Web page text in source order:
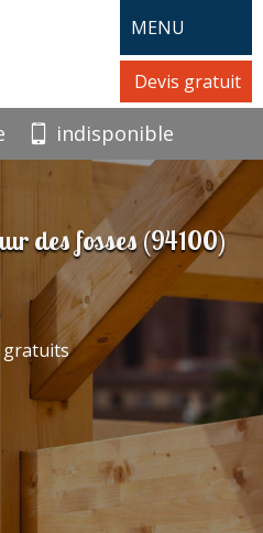
MENU
Devis gratuit
indisponible
des fosses (94100)
gratuits